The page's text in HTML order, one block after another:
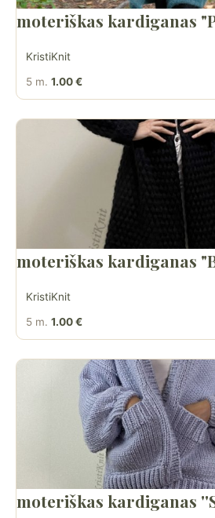
moteriškas kardiganas
KristiKnit
5 m. 1.00 €
moteriškas kardiganas
KristiKnit
5 m. 1.00 €
moteriškas kardiganas